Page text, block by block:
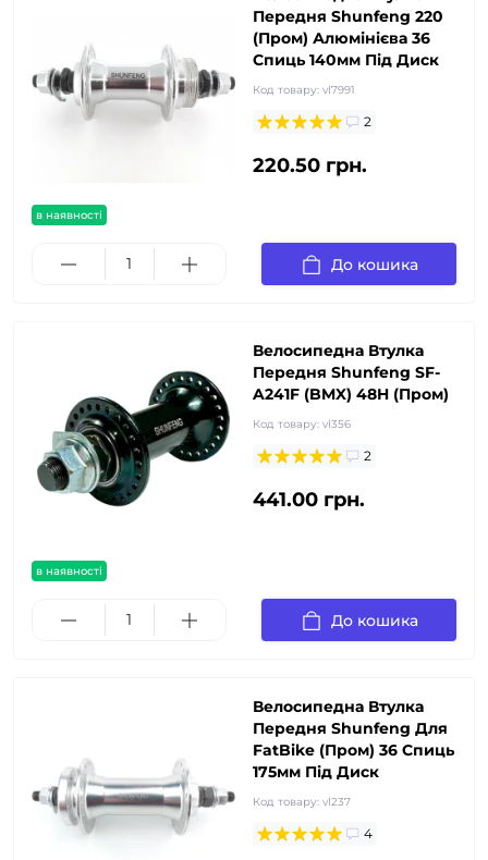
в наявності
Передня Shunfeng 220
(Пром) Алюмінієва 36
Спиць 140мм Під Диск
Код товару: vl7991
2
220.50 грн.
До кошика
в наявності
Велосипедна Втулка
Передня Shunfeng SF-
A241F (BMX) 48H (Пром)
Код товару: vl356
2
441.00 грн.
До кошика
Велосипедна Втулка
Передня Shunfeng Для
FatBike (Пром) 36 Спиць
175мм Під Диск
Код товару: vl237
4